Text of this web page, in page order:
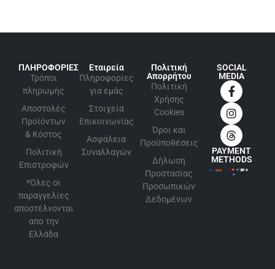
ΠΛΗΡΟΦΟΡΙΕΣ
Τρόποι
πληρωμής
Αποστολές
Προϊόντων
& Κόστος
Πολιτική
Επιστροφών
*Όλες οι
παραγγελίες
αποστέλνονται
απο την
Ελλάδα
Εταιρεία
Πληροφορίες
για εμάς
Στοιχεία
Επικοινωνίας
Ασφάλεια
Συναλλαγών
Πολιτική
Απορρήτου
Πολιτική
Xρήσης
Cookies
Όροι και
Προϋποθέσεις
Δήλωση
Προστασίας
Προσωπικών
Δεδομένων
SOCIAL
MEDIA
PAYMENT
METHODS